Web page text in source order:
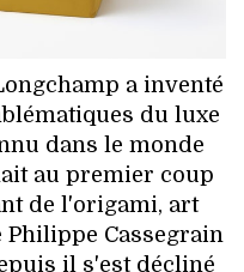
RUE
a inventé
du luxe
dans le monde
au premier coup
de l'origami, art
Cassegrain
il s'est décliné